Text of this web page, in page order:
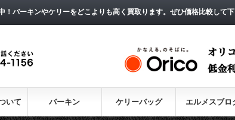
バーキンやケリーをどこよりも高く買取ります。ぜひ価格比較して
いて バーキン ケリーバッグ エルメスブロ